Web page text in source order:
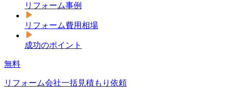
リフォーム事例
リフォーム費用相場
成功のポイント
無料
リフォーム会社一括見積もり依頼